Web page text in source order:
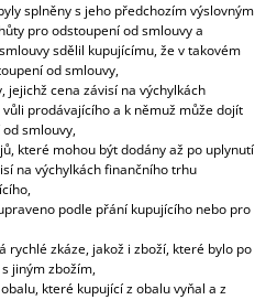
splněny s jeho předchozím výslovným
pro odstoupení od smlouvy a
sdělil kupujícímu, že v takovém
od smlouvy,
jejichž cena závisí na výchylkách
prodávajícího a k němuž může dojít
smlouvy,
které mohou být dodány až po uplynutí
na výchylkách finančního trhu
podle přání kupujícího nebo pro
rychlé zkáze, jakož i zboží, které bylo po
jiným zbožím,
které kupující z obalu vyňal a z